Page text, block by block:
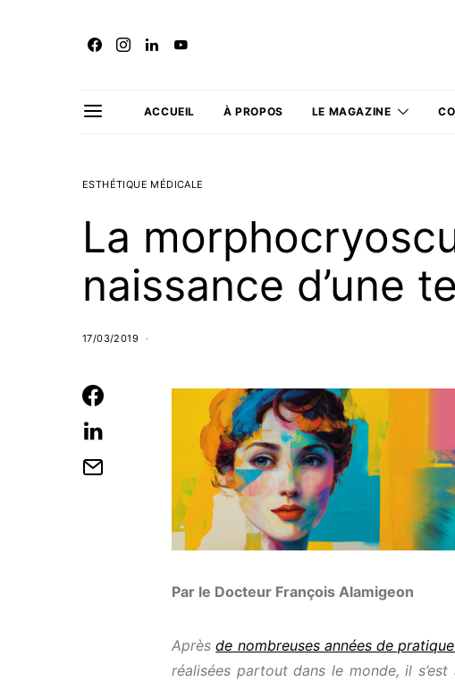
ACCUEIL À PROPOS LE MAGAZINE
ESTHÉTIQUE MÉDICALE
La
naissance d’une
17/03/2019
Par le Docteur François Alamigeon
Aprèsde nombreuses années de
réalisées partout dans le monde, il